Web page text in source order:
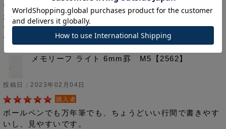
巻き込み防止の為に1番最初に取り付けて使っています
が、
チェックリストを付箋に書いて貼っておいたり、
予備の付箋を貼って置いたりして使っています。
メモリーフ ライト 6mm罫 M5【2562】
投稿日：2023年02月04日
購入者
ボールペンでも万年筆でも、ちょうどいい行間で書きやす
いし、見やすいです。